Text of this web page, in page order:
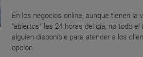
En los negocios online, aunque tienen la
“abiertos” las 24 horas del día, no todo el
alguien disponible para atender a los
opción...